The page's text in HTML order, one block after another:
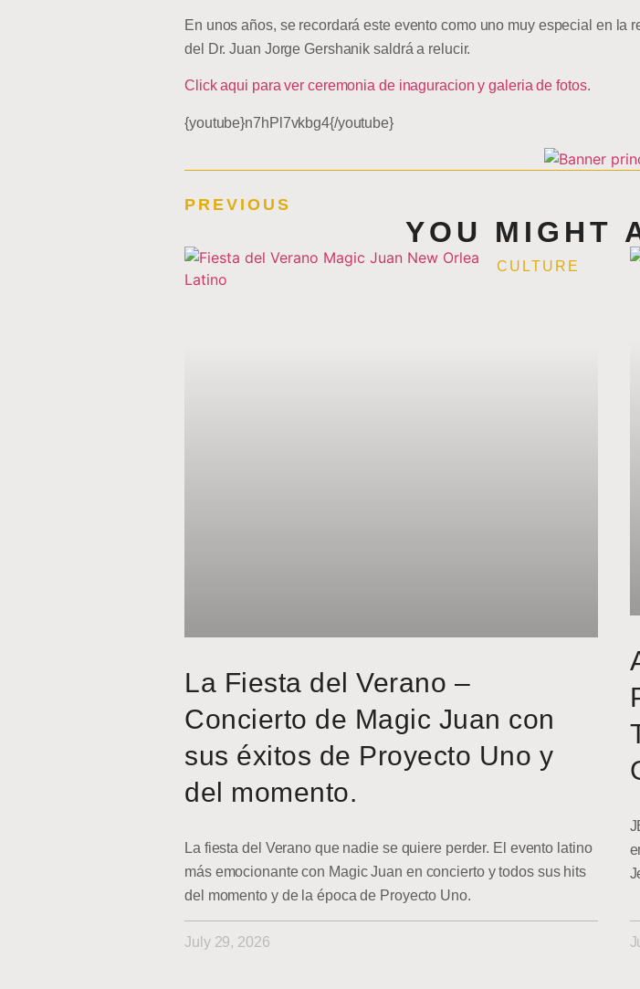
En unos años, se recordará este evento como uno muy especial en
del Dr. Juan Jorge Gershanik saldrá a relucir.
Click aqui para ver ceremonia de inaguracion y galeria de fotos.
{youtube}n7hPl7vkbg4{/youtube}
PREVIOUS
YOU MIGHT
CULTURE
La Fiesta del Verano –
Concierto de Magic Juan con
sus éxitos de Proyecto Uno y
del momento.
La fiesta del Verano que nadie se quiere perder. El evento latino
más emocionante con Magic Juan en concierto y todos sus hits
del momento y de la época de Proyecto Uno.
July 29, 2026